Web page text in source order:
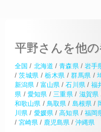
平野さんを他
全国 / 北海道 /青森県/ 岩手
/茨城県 /栃木県 /群馬県 /
新潟県 / 富山県 /石川県/福
県 / 愛知県 /三重県 / 滋賀県
和歌山県 / 鳥取県 / 島根県/
川県 / 愛媛県/高知県/ 福岡
/ 宮崎県 / 鹿児島県 / 沖縄県